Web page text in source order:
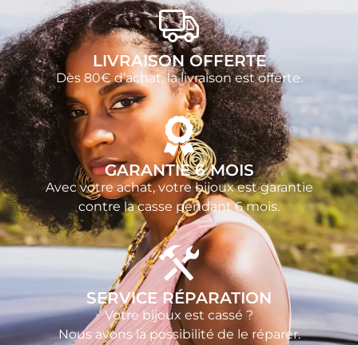
LIVRAISON OFFERTE
Dès 80€ d’achat, la livraison est offerte.
GARANTIE 6 MOIS
Avec votre achat, votre bijoux est garantie
contre la casse pendant 6 mois.
SERVICE RÉPARATION
Votre bijoux est cassé ?
Nous avons la possibilité de le réparer.